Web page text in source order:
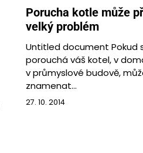
Porucha kotle může
velký problém
Untitled document Pokud
porouchá váš kotel, v
v průmyslové budově,
znamenat…
27. 10. 2014